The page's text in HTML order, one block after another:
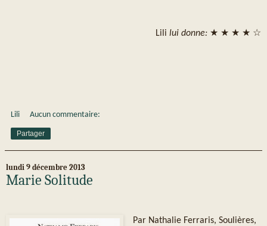
Lili lui donne: ★ ★ ★ ★ ☆
Lili Aucun commentaire:
Partager
lundi 9 décembre 2013
Marie Solitude
Par Nathalie Ferraris, Soulières,